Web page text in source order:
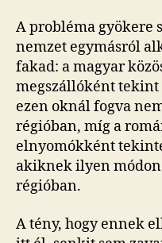
A probléma gyökere
nemzet egymásról
fakad: a magyar
megszállóként
ezen oknál fogva
régióban, míg a
elnyomókként
akiknek ilyen
régióban.
A tény, hogy ennek